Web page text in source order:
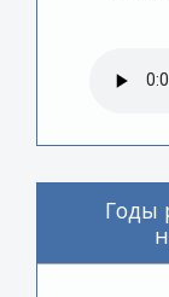
Годы